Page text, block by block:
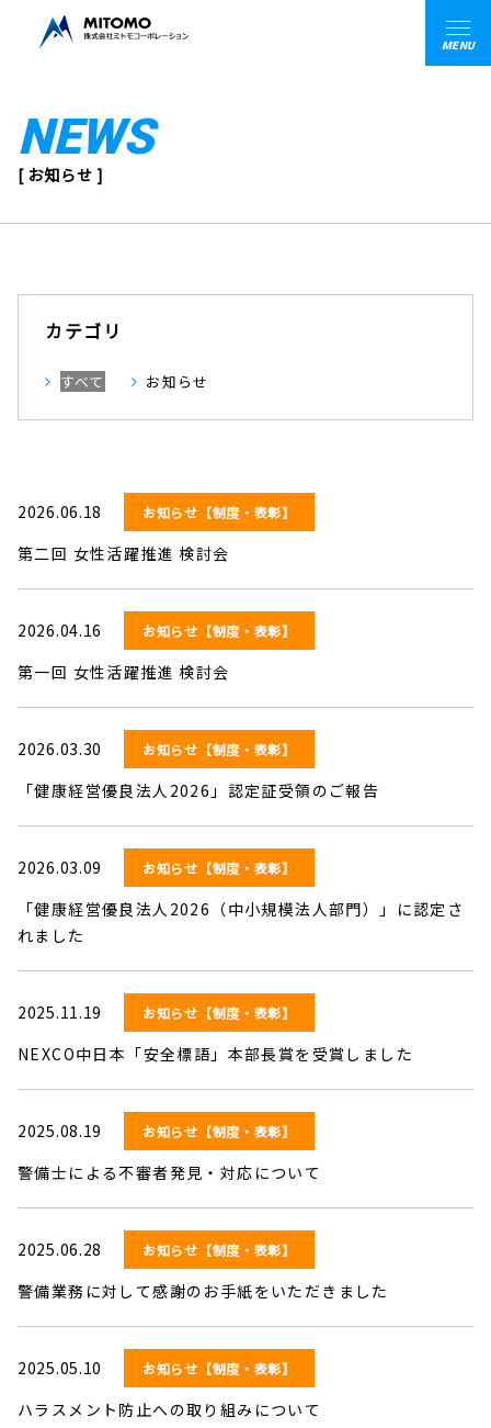
MENU
NEWS
[ お知らせ ]
カテゴリ
すべて お知らせ
2026.06.18 お知らせ【制度・表彰】
第二回 女性活躍推進 検討会
2026.04.16 お知らせ【制度・表彰】
第一回 女性活躍推進 検討会
2026.03.30 お知らせ【制度・表彰】
「健康経営優良法人2026」認定証受領のご報告
2026.03.09 お知らせ【制度・表彰】
「健康経営優良法人2026（中小規模法人部門）」に認定さ
れました
2025.11.19 お知らせ【制度・表彰】
NEXCO中日本「安全標語」本部長賞を受賞しました
2025.08.19 お知らせ【制度・表彰】
警備士による不審者発見・対応について
2025.06.28 お知らせ【制度・表彰】
警備業務に対して感謝のお手紙をいただきました
2025.05.10 お知らせ【制度・表彰】
ハラスメント防止への取り組みについて